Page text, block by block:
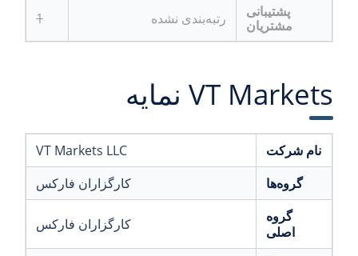
پشتیبانی
مشتریان
رتبه‌بندی نشده 1
VT Markets نمایه
نام شرکت
VT Markets LLC
گروه‌ها
کارگزاران فارکس
گروه
اصلی
کارگزاران فارکس